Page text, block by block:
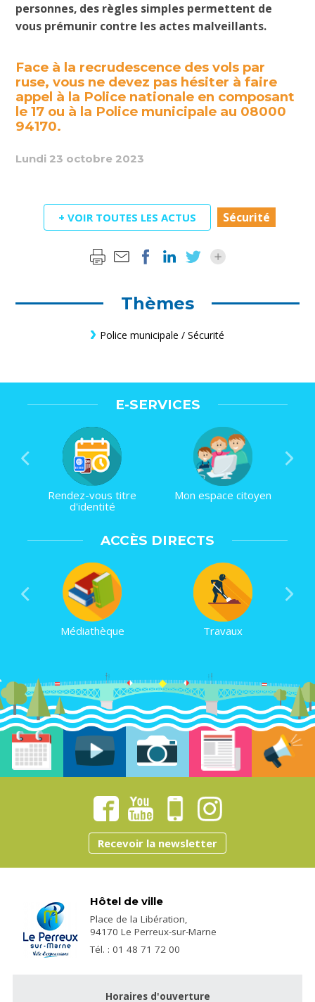
personnes, des règles simples permettent de
vous prémunir contre les actes malveillants.
Face à la recrudescence des vols par
ruse, vous ne devez pas hésiter à faire
appel à la Police nationale en composant
le17 ou à la Police municipale au 08000
94170.
Lundi 23 octobre 2023
+ VOIR TOUTES LES ACTUS Sécurité
Thèmes
Police municipale / Sécurité
E-SERVICES
Rendez-vous titre
d'identité
Mon espace citoyen
ACCÈS DIRECTS
Médiathèque Travaux
Recevoir la newsletter
Hôtel de ville
Place de la Libération,
94170 Le Perreux-sur-Marne
Tél. : 01 48 71 72 00
Horaires d'ouverture